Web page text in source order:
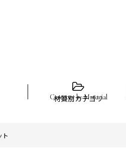
材質別カテゴリ